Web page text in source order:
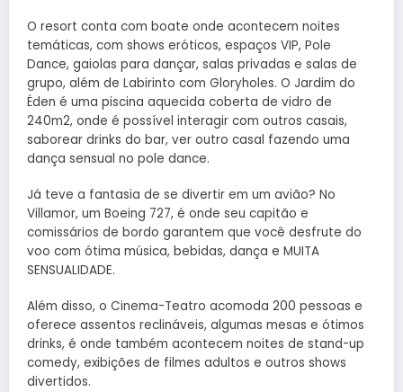
O resort conta com boate onde acontecem noites
temáticas, com shows eróticos, espaços VIP, Pole
Dance, gaiolas para dançar, salas privadas e salas de
grupo, além de Labirinto com Gloryholes. O Jardim do
Éden é uma piscina aquecida coberta de vidro de
240m2, onde é possível interagir com outros casais,
saborear drinks do bar, ver outro casal fazendo uma
dança sensual no pole dance.
Já teve a fantasia de se divertir em um avião? No
Villamor, um Boeing 727, é onde seu capitão e
comissários de bordo garantem que você desfrute do
voo com ótima música, bebidas, dança e MUITA
SENSUALIDADE.
Além disso, o Cinema-Teatro acomoda 200 pessoas e
oferece assentos reclináveis, algumas mesas e ótimos
drinks, é onde também acontecem noites de stand-up
comedy, exibições de filmes adultos e outros shows
divertidos.